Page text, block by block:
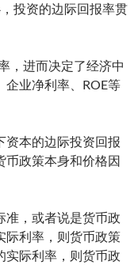
投资的边际回报率贯
，进而决定了经济中
企业净利率、ROE等
资本的边际投资回报
币政策本身和价格因
准，或者说是货币政
际利率，则货币政策
实际利率，则货币政